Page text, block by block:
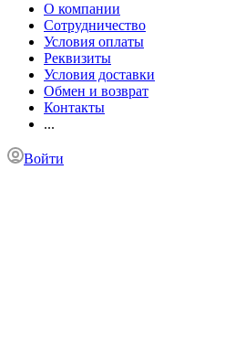
О компании
Сотрудничество
Условия оплаты
Реквизиты
Условия доставки
Обмен и возврат
Контакты
...
Войти